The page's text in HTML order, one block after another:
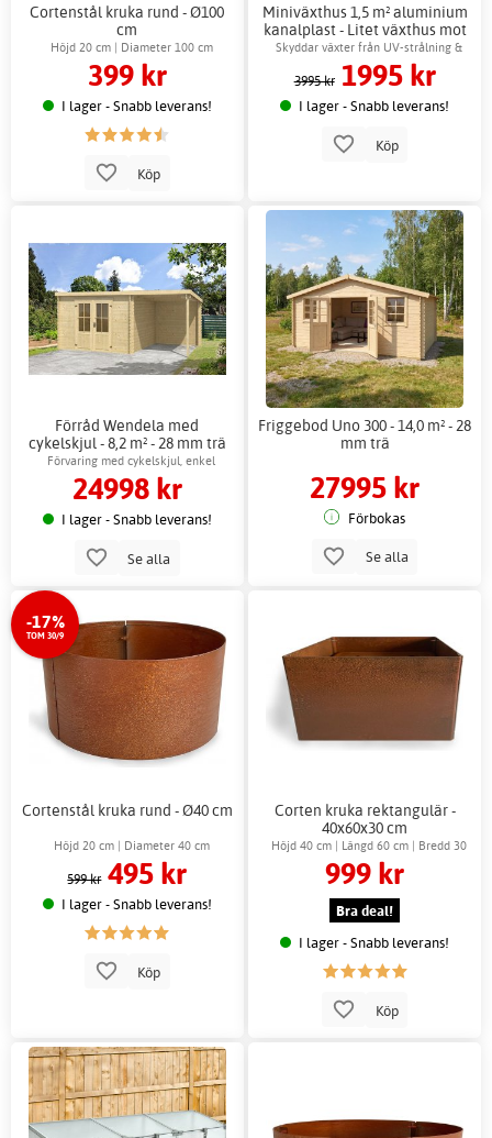
Cortenstål kruka rund - Ø100
cm
Höjd 20 cm | Diameter 100 cm
399 kr
I lager - Snabb leverans!
Köp
Miniväxthus 1,5 m² aluminium
kanalplast - Litet växthus mot
vägg + Växthusbord
Skyddar växter från UV-strålning &
skadedjur
3995 kr 1995 kr
I lager - Snabb leverans!
Köp
Förråd Wendela med
cykelskjul - 8,2 m² - 28 mm trä
Förvaring med cykelskjul, enkel
montering
24998 kr
I lager - Snabb leverans!
Se alla
Friggebod Uno 300 - 14,0 m² - 28
mm trä
27995 kr
Förbokas
Se alla
-17%
TOM 30/9
Cortenstål kruka rund - Ø40 cm
Höjd 20 cm | Diameter 40 cm
599 kr 495 kr
I lager - Snabb leverans!
Köp
Corten kruka rektangulär -
40x60x30 cm
Höjd 40 cm | Längd 60 cm | Bredd 30
cm
999 kr
Bra deal!
I lager - Snabb leverans!
Köp